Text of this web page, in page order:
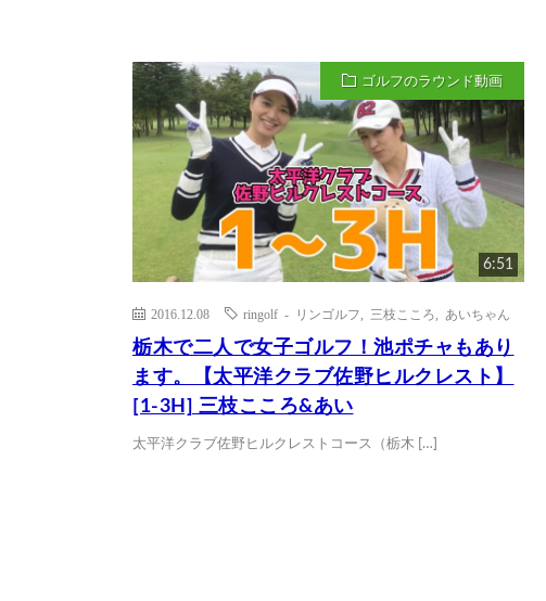
ゴルフのラウンド動画
6:51
2016.12.08 ringolf - リンゴルフ 三枝こころ あいちゃん
栃木で二人で女子ゴルフ！池ポチャもあり
ます。【太平洋クラブ佐野ヒルクレスト】
[1-3H] 三枝こころ&あい
太平洋クラブ佐野ヒルクレストコース（栃木 […]